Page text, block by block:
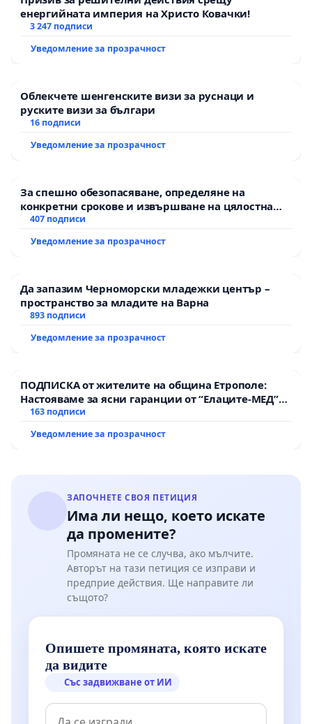
енергийната империя на Христо Ковачки!
3 247 подписи
Уведомление за прозрачност
Облекчете шенгенските визи за руснаци и
руските визи за българи
16 подписи
Уведомление за прозрачност
За спешно обезопасяване, определяне на
конкретни срокове и извършване на цялостна
рехабилитация на републиканския път между
Мирово - к.к. Момин проход
407 подписи
Уведомление за прозрачност
Да запазим Черноморски младежки център –
пространство за младите на Варна
893 подписи
Уведомление за прозрачност
ПОДПИСКА от жителите на община Етрополе:
Настояваме за ясни гаранции от “Елаците-МЕД”
АД и от държавата, че ще се изпълнят всички
163 подписи
Уведомление за прозрачност
ЗАПОЧНЕТЕ СВОЯ ПЕТИЦИЯ
Има ли нещо, което искате
да промените?
Промяната не се случва, ако мълчите.
Авторът на тази петиция се изправи и
предприе действия. Ще направите ли
същото?
Опишете промяната, която искате
да видите
Със задвижване от ИИ